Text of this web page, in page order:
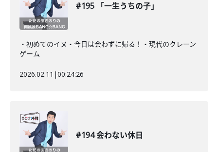
#195 「一生うちの子」
・初めてのイヌ・今日は会わずに帰る！・現代のクレーン
ゲーム
2026.02.11 |00:24:26
#194 会わない休日